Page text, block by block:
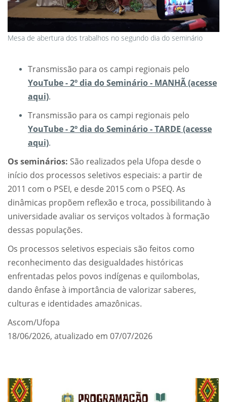
Mesa de abertura dos trabalhos no segundo dia do seminário
Transmissão para os campi regionais pelo
YouTube - 2º dia do Seminário - MANHÃ (acesse
aqui).
Transmissão para os campi regionais pelo
YouTube - 2º dia do Seminário - TARDE (acesse
aqui).
Os seminários: São realizados pela Ufopa desde o
início dos processos seletivos especiais: a partir de
2011 com o PSEI, e desde 2015 com o PSEQ. As
dinâmicas propõem reflexão e troca, possibilitando à
universidade avaliar os serviços voltados à formação
dessas populações.
Os processos seletivos especiais são feitos como
reconhecimento das desigualdades históricas
enfrentadas pelos povos indígenas e quilombolas,
dando ênfase à importância de valorizar saberes,
culturas e identidades amazônicas.
Ascom/Ufopa
18/06/2026, atualizado em 07/07/2026